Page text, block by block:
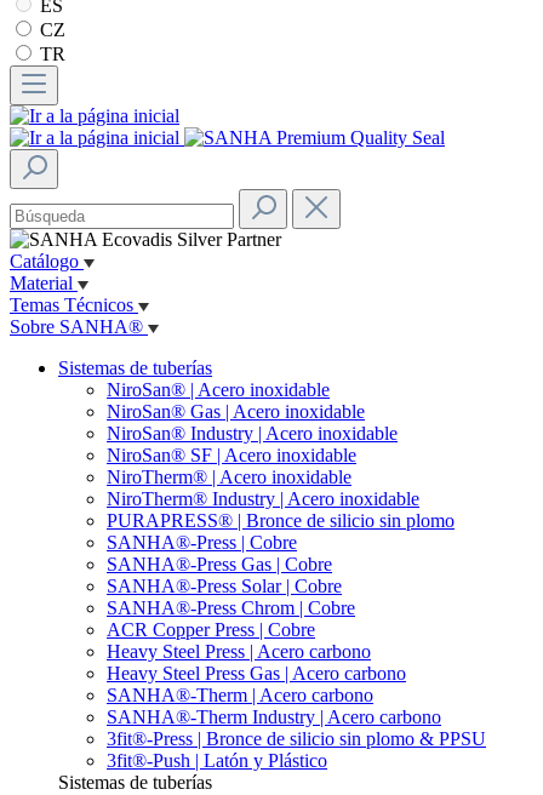
ES
CZ
TR
Catálogo
Material
Temas Técnicos
Sobre SANHA®
Sistemas de tuberías
NiroSan® | Acero inoxidable
NiroSan® Gas | Acero inoxidable
NiroSan® Industry | Acero inoxidable
NiroSan® SF | Acero inoxidable
NiroTherm® | Acero inoxidable
NiroTherm® Industry | Acero inoxidable
PURAPRESS® | Bronce de silicio sin plomo
SANHA®-Press | Cobre
SANHA®-Press Gas | Cobre
SANHA®-Press Solar | Cobre
SANHA®-Press Chrom | Cobre
ACR Copper Press | Cobre
Heavy Steel Press | Acero carbono
Heavy Steel Press Gas | Acero carbono
SANHA®-Therm | Acero carbono
SANHA®-Therm Industry | Acero carbono
3fit®-Press | Bronce de silicio sin plomo & PPSU
3fit®-Push | Latón y Plástico
Sistemas de tuberías